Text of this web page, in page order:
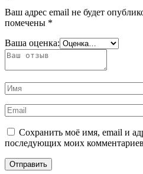
Ваш адрес email не будет
помечены *
Ваша оценка:
Сохранить моё имя, email и
последующих моих